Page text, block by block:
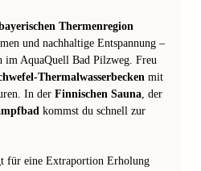
Thermenregion
und nachhaltige Entspannung –
im AquaQuell Bad Pilzweg. Freu
Thermalwasserbecken mit
In der Finnischen Sauna, der
kommst du schnell zur
für eine Extraportion Erholung